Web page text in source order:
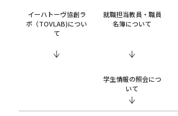
イーハトーヴ協創ラ
ボ（TOVLAB)につい
て
就職担当教員・職員
名簿について
学生情報の照会につ
いて